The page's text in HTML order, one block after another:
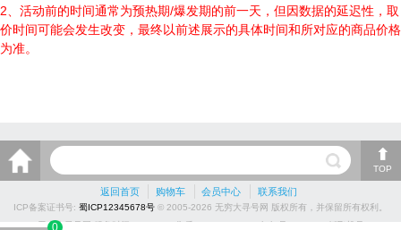
2、活动前的时间通常为预热期/爆发期的前一天，但因数据的延迟性，取
价时间可能会发生改变，最终以前述展示的具体时间和所对应的商品价格
为准。
TOP
返回首页 购物车 会员中心 联系我们
ICP备案证书号: 蜀ICP12345678号 © 2005-2026 无穷大寻号网 版权所有，并保留所有权利。
无穷大寻号网 服务时间9:00-23:30售后qq:3368592860钉钉号kxh26888纸飞机号
0